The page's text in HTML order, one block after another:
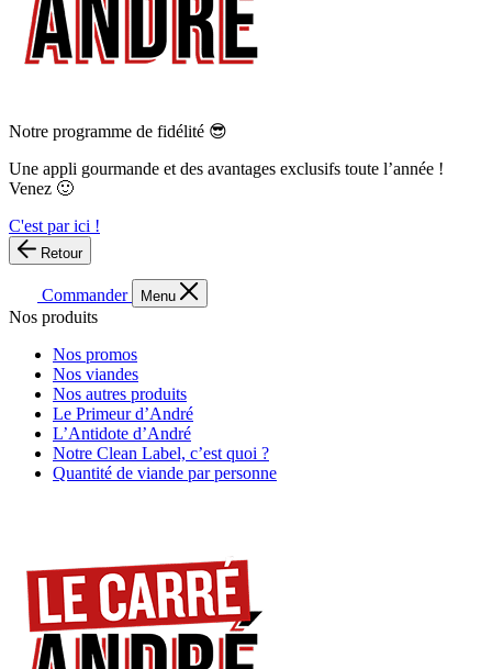
Notre programme de fidélité 😎
Une appli gourmande et des avantages exclusifs toute l’année !
Venez 🙂
C'est par ici !
Retour
Commander Menu
Nos produits
Nos promos
Nos viandes
Nos autres produits
Le Primeur d’André
L’Antidote d’André
Notre Clean Label, c’est quoi ?
Quantité de viande par personne